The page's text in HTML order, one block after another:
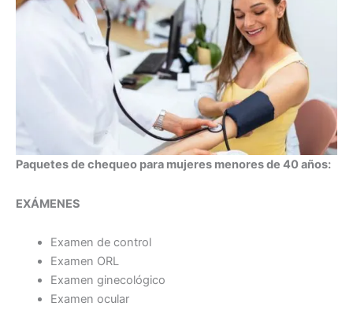
Paquetes de chequeo para mujeres menores de 40 años:
EXÁMENES
Examen de control
Examen ORL
Examen ginecológico
Examen ocular